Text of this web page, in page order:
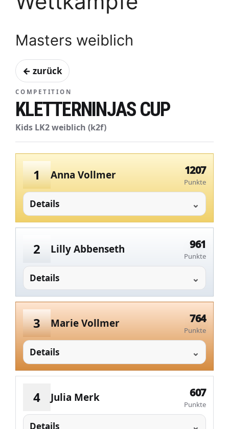
Masters weiblich
← zurück
COMPETITION
KLETTERNINJAS CUP
Kids LK2 weiblich (k2f)
1 Anna Vollmer 1207
Punkte
Details
2 Lilly Abbenseth 961
Punkte
Details
3 Marie Vollmer 764
Punkte
Details
4 Julia Merk 607
Punkte
Details